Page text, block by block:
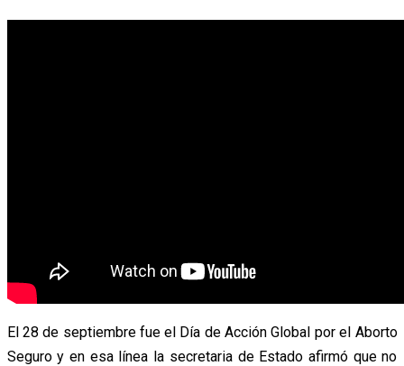
El 28 de septiembre fue el Día de Acción Global por el Aborto
Seguro y en esa línea la secretaria de Estado afirmó que no